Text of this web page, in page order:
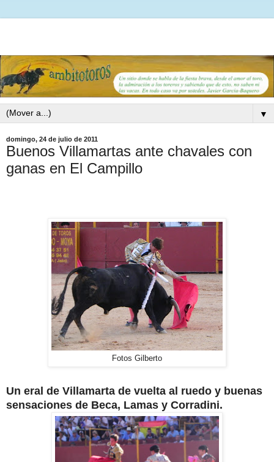
▼
domingo, 24 de julio de 2011
Buenos Villamartas ante chavales con
ganas en El Campillo
Fotos Gilberto
Un eral de Villamarta de vuelta al ruedo y buenas
sensaciones de Beca, Lamas y Corradini.